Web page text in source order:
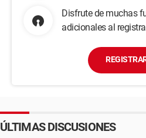
Disfrute de muchas
adicionales al
ÚLTIMAS DISCUSIONES